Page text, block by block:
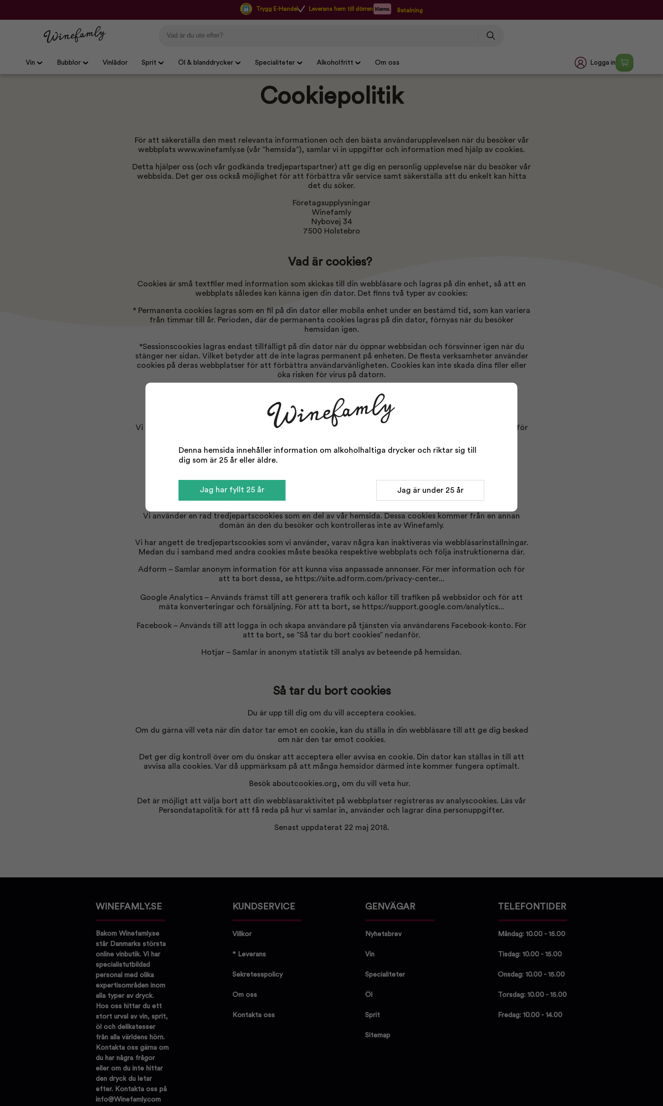
Trygg E-Handel Leverans hem till dörren Betalning
Vin Bubblor Vinlådor Sprit Öl & blanddrycker Specialiteter Alkoholfritt Om oss Logga in
Cookiepolitik
För att säkerställa den mest relevanta informationen och den bästa användarupplevelsen när du besöker vår
webbplats www.winefamly.se (vår ”hemsida”), samlar vi in uppgifter och information med hjälp av cookies.
Detta hjälper oss (och vår godkända tredjepartspartner) att ge dig en personlig upplevelse när du besöker vår
webbsida. Det ger oss också möjlighet för att förbättra vår service samt säkerställa att du enkelt kan hitta
det du söker.
Företagsupplysningar
Winefamly
Nybovej 34
7500 Holstebro
Vad är cookies?
Cookies är små textfiler med information som skickas till din webbläsare och lagras på din enhet, så att en
webbplats således kan känna igen din dator. Det finns två typer av cookies:
* Permanenta cookies lagras som en fil på din dator eller mobila enhet under en bestämd tid, som kan variera
från timmar till år. Perioden, där de permanenta cookies lagras på din dator, förnyas när du besöker
hemsidan igen.
*Sessionscookies lagras endast tillfälligt på din dator när du öppnar webbsidan och försvinner igen när du
stänger ner sidan. Vilket betyder att de inte lagras permanent på enheten. De flesta verksamheter använder
cookies på deras webbplatser för att förbättra användarvänligheten. Cookies kan inte skada dina filer eller
öka risken för virus på datorn.
Hur använder vi cookies?
Vi använder cookies för att göra vår hemsida mer användarvänlig, samla in anonymiserad statistik samt för
Godkända tredjeparter som vi samarbetar med kan även placera cookies på hemsidan så de kan
Vi använder en rad tredjepartscookies som en del av vår hemsida. Dessa cookies kommer från en annan
domän än den du besöker och kontrolleras inte av Winefamly.
Vi har angett de tredjepartscookies som vi använder, varav några kan inaktiveras via webbläsarinställningar.
Medan du i samband med andra cookies måste besöka respektive webbplats och följa instruktionerna där.
Adform – Samlar anonym information för att kunna visa anpassade annonser. För mer information och för
att ta bort dessa, se https://site.adform.com/privacy-center...
Google Analytics – Används främst till att generera trafik och källor till trafiken på webbsidor och för att
mäta konverteringar och försäljning. För att ta bort, se https://support.google.com/analytics...
Facebook – Används till att logga in och skapa användare på tjänsten via användarens Facebook-konto. För
att ta bort, se ”Så tar du bort cookies” nedanför.
Hotjar – Samlar in anonym statistik till analys av beteende på hemsidan.
Så tar du bort cookies
Du är upp till dig om du vill acceptera cookies.
Om du gärna vill veta när din dator tar emot en cookie, kan du ställa in din webbläsare till att ge dig besked
om när den tar emot cookies.
Det ger dig kontroll över om du önskar att acceptera eller avvisa en cookie. Din dator kan ställas in till att
avvisa alla cookies. Var då uppmärksam på att många hemsidor därmed inte kommer fungera optimalt.
Besök aboutcookies.org, om du vill veta hur.
Det är möjligt att välja bort att din webbläsaraktivitet på webbplatser registreras av analyscookies. Läs vår
Persondatapolitik för att få reda på hur vi samlar in, använder och lagrar dina personuppgifter.
Senast uppdaterat 22 maj 2018.
WINEFAMLY.SE
Bakom Winefamly.se
står Danmarks största
online vinbutik. Vi har
specialistutbildad
personal med olika
expertisområden inom
alla typer av dryck.
Hos oss hittar du ett
stort urval av vin, sprit,
öl och delikatesser
från alla världens hörn.
Kontakta oss gärna om
du har några frågor
eller om du inte hittar
den dryck du letar
efter. Kontakta oss på
info@Winefamly.com
KUNDSERVICE
Villkor
* Leverans
Sekretesspolicy
Om oss
Kontakta oss
GENVÄGAR
Nyhetsbrev
Vin
Specialiteter
Öl
Sprit
Sitemap
TELEFONTIDER
Måndag: 10.00 - 15.00
Tisdag: 10.00 - 15.00
Onsdag: 10.00 - 15.00
Torsdag: 10.00 - 15.00
Fredag: 10.00 - 14.00
Denna hemsida innehåller information om alkoholhaltiga drycker och riktar sig till
dig som är 25 år eller äldre.
Jag har fyllt 25 år Jag är under 25 år